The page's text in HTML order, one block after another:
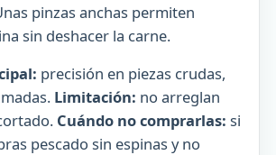
pinzas anchas permiten
sin deshacer la carne.
precisión en piezas crudas,
Limitación: no arreglan
Cuándo no comprarlas: si
pescado sin espinas y no